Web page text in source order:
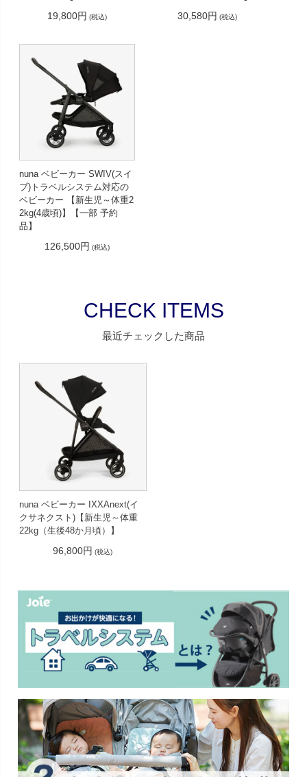
19,800円 (税込) 30,580円 (税込)
nuna ベビーカー SWIV(スイ
ブ)トラベルシステム対応の
ベビーカー 【新生児～体重2
2kg(4歳頃)】【一部 予約
品】
126,500円 (税込)
CHECK ITEMS
最近チェックした商品
nuna ベビーカー IXXAnext(イ
クサネクスト)【新生児～体重
22kg（生後48か月頃）】
96,800円 (税込)